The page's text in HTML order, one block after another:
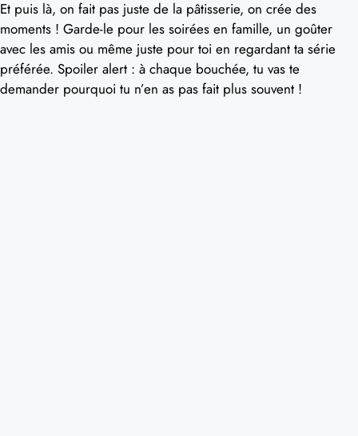
Et puis là, on fait pas juste de la pâtisserie, on crée des
moments ! Garde-le pour les soirées en famille, un goûter
avec les amis ou même juste pour toi en regardant ta série
préférée. Spoiler alert : à chaque bouchée, tu vas te
demander pourquoi tu n’en as pas fait plus souvent !